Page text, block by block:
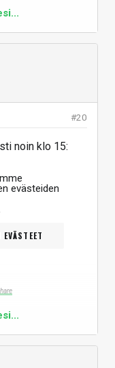
#20
noin klo 15:
evästeiden